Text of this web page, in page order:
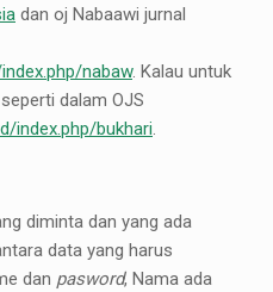
dan oj Nabaawi jurnal
nabaw. Kalau untuk
dalam OJS
index.php/bukhari.
diminta dan yang ada
data yang harus
dan pasword, Nama ada